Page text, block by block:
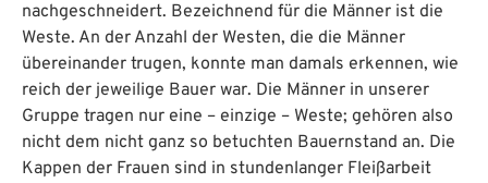
nachgeschneidert. Bezeichnend für die Männer ist die
Weste. An der Anzahl der Westen, die die Männer
übereinander trugen, konnte man damals erkennen, wie
reich der jeweilige Bauer war. Die Männer in unserer
Gruppe tragen nur eine – einzige – Weste; gehören also
nicht dem nicht ganz so betuchten Bauernstand an. Die
Kappen der Frauen sind in stundenlanger Fleißarbeit